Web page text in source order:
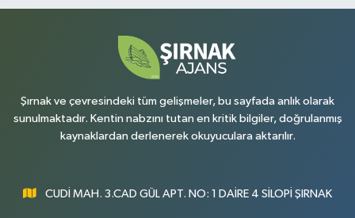
Şırnak ve çevresindeki tüm gelişmeler, bu sayfada anlık olarak
sunulmaktadır. Kentin nabzını tutan en kritik bilgiler, doğrulanmış
kaynaklardan derlenerek okuyuculara aktarılır.
CUDİ MAH. 3.CAD GÜL APT. NO: 1 DAİRE 4 SİLOPİ ŞIRNAK